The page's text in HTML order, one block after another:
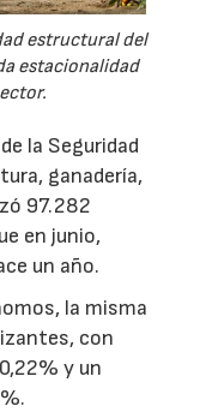
estructural del
estacionalidad
la Seguridad
ganadería,
97.282
en junio,
un año.
la misma
con
y un